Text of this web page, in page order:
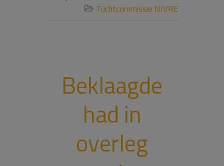
 Tuchtcommissie NIVRE
Beklaagde
had in
overleg